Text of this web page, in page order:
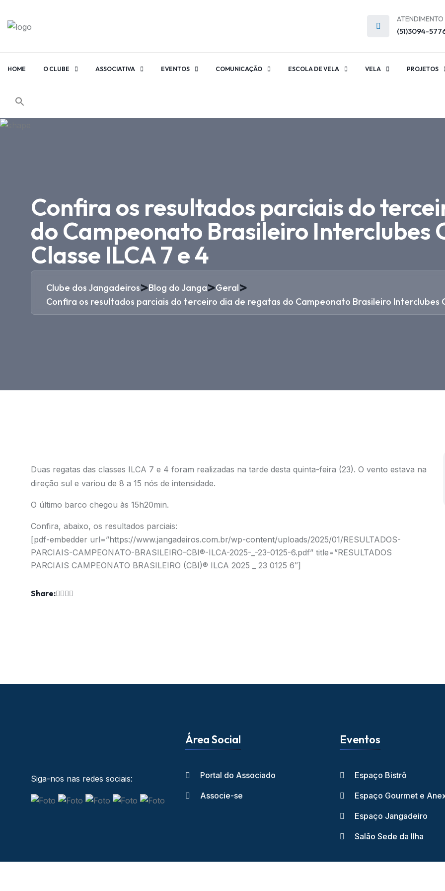
ATENDIMENTO
(51)3094-
HOME O CLUBE ASSOCIATIVA EVENTOS COMUNICAÇÃO ESCOLA DE VELA VELA PROJETOS
Confira os resultados parciais do
do Campeonato Brasileiro Interclubes
Classe ILCA 7 e 4
Clube dos Jangadeiros>Blog do Janga>Geral>
Confira os resultados parciais do terceiro dia de regatas do Campeonato Brasileiro Interclubes
Duas regatas das classes ILCA 7 e 4 foram realizadas na tarde desta quinta-feira (23). O vento estava na
direção sul e variou de 8 a 15 nós de intensidade.
O último barco chegou às 15h20min.
Confira, abaixo, os resultados parciais:
[pdf-embedder url=”https://www.jangadeiros.com.br/wp-content/uploads/2025/01/RESULTADOS-
PARCIAIS-CAMPEONATO-BRASILEIRO-CBI®-ILCA-2025-_-23-0125-6.pdf” title=”RESULTADOS
PARCIAIS CAMPEONATO BRASILEIRO (CBI)® ILCA 2025 _ 23 0125 6″]
Share:
Siga-nos nas redes sociais:
Área Social
Portal do Associado
Associe-se
Eventos
Espaço Bistrô
Espaço Gourmet e
Espaço Jangadeiro
Salão Sede da Ilha